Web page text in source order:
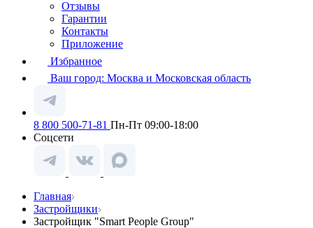
Отзывы
Гарантии
Контакты
Приложение
Избранное
Ваш город: Москва и Московская область
8 800 500-71-81 Пн-Пт 09:00-18:00
Соцсети
Главная
Застройщики
Застройщик "Smart People Group"